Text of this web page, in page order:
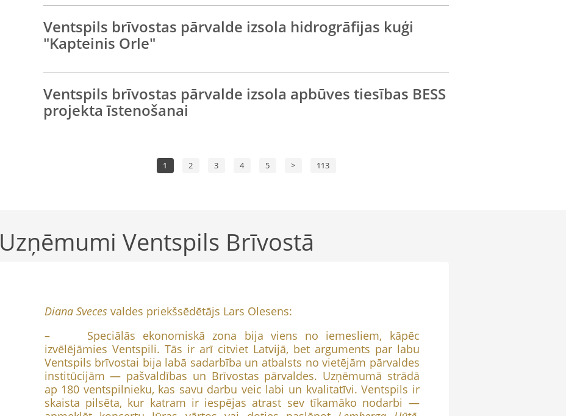
Ventspils brīvostas pārvalde izsola hidrogrāfijas kuģi
"Kapteinis Orle"
Ventspils brīvostas pārvalde izsola apbūves tiesības BESS
projekta īstenošanai
1 2 3 4 5 > 113
Uzņēmumi Ventspils Brīvostā
Diana Svecesvaldes priekšsēdētājs Lars Olesens:
– Speciālās ekonomiskā zona bija viens no iemesliem, kāpēc
izvēlējāmies Ventspili. Tās ir arī citviet Latvijā, bet arguments par labu
Ventspils brīvostai bija labā sadarbība un atbalsts no vietējām pārvaldes
institūcijām — pašvaldības un Brīvostas pārvaldes. Uzņēmumā strādā
ap 180 ventspilnieku, kas savu darbu veic labi un kvalitatīvi. Ventspils ir
skaista pilsēta, kur katram ir iespējas atrast sev tīkamāko nodarbi —